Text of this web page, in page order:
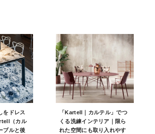
をドレス
（カル
ブルと後
「Kartell｜カルテル」でつ
くる洗練インテリア｜限ら
れた空間にも取り入れやす